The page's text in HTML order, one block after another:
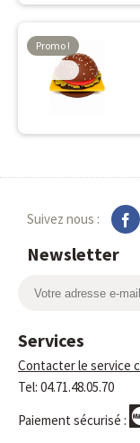
Promo !
-10%
Suivez nous :
Newsletter
Services
Contacter le service
Tel: 04.71.48.05.70
Paiement sécurisé :